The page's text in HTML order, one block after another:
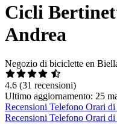
Cicli
Andrea
Negozio di biciclette en
4.6 (31 recensioni)
Ultimo aggiornamento: 25
Recensioni Telefono Orari di
Recensioni Telefono Orari di